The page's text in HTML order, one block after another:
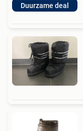
Duurzame deal